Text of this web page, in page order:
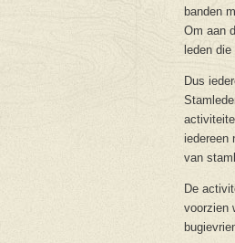
banden
Om aan
leden
Dus
iedereen
van
De
voorzien